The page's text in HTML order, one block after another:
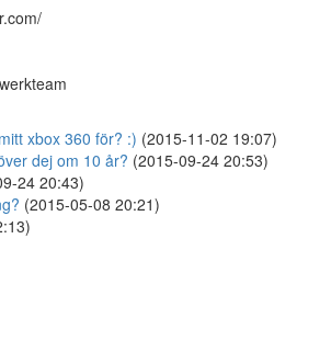
xbox 360 för? :) (2015-11-02 19:07)
dej om 10 år? (2015-09-24 20:53)
24 20:43)
(2015-05-08 20:21)